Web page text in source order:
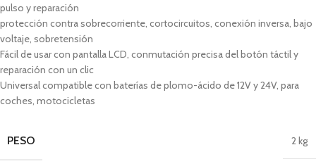
pulso y reparación
protección contra sobrecorriente, cortocircuitos, conexión inversa, bajo
voltaje, sobretensión
Fácil de usar con pantalla LCD, conmutación precisa del botón táctil y
reparación con un clic
Universal compatible con baterías de plomo-ácido de 12V y 24V, para
coches, motocicletas
PESO 2 kg